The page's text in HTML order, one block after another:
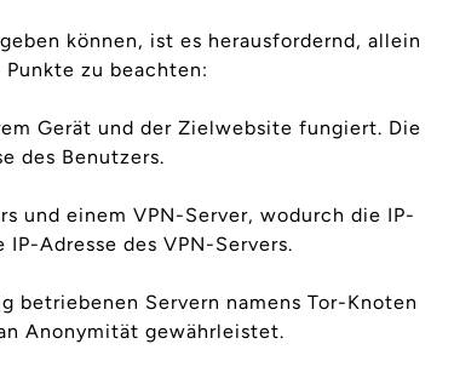
können, ist es herausfordernd, allein
zu beachten:
Gerät und der Zielwebsite fungiert. Die
des Benutzers.
und einem VPN-Server, wodurch die IP-
Adresse des VPN-Servers.
Servern namens Tor-Knoten
Anonymität gewährleistet.